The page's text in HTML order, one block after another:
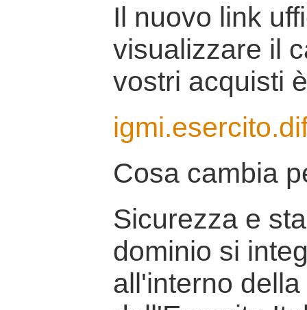
Il nuovo link
visualizzare il
vostri acquisti
Cosa cambia
Sicurezza e
dominio si
all'interno